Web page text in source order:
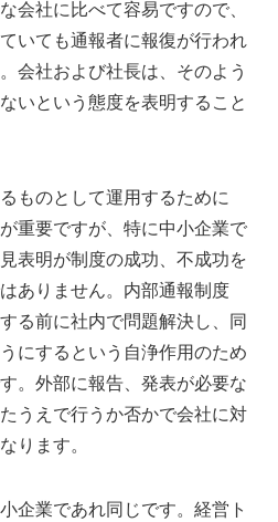
会社に比べて容易ですので、
いても通報者に報復が行われ
会社および社長は、そのよう
いという態度を表明すること
ものとして運用するために
重要ですが、特に中小企業で
表明が制度の成功、不成功を
ありません。内部通報制度
る前に社内で問題解決し、同
にするという自浄作用のため
。外部に報告、発表が必要な
うえで行うか否かで会社に対
ります。
企業であれ同じです。経営ト